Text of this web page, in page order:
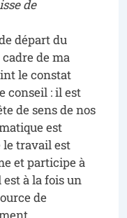
de
départ du
de ma
le constat
conseil : il est
de sens de nos
est
le travail est
et participe à
à la fois un
de